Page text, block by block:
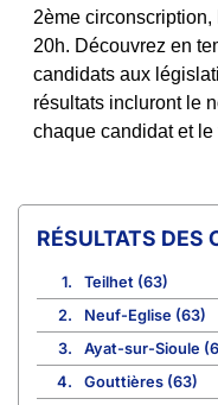
2ème
20h. Découvrez en
candidats aux
résultats incluront le
chaque candidat et le
1.
Teilhet (63)
2.
Neuf-Eglise (63)
3.
Ayat-sur-Sioule
4.
Gouttières (63)